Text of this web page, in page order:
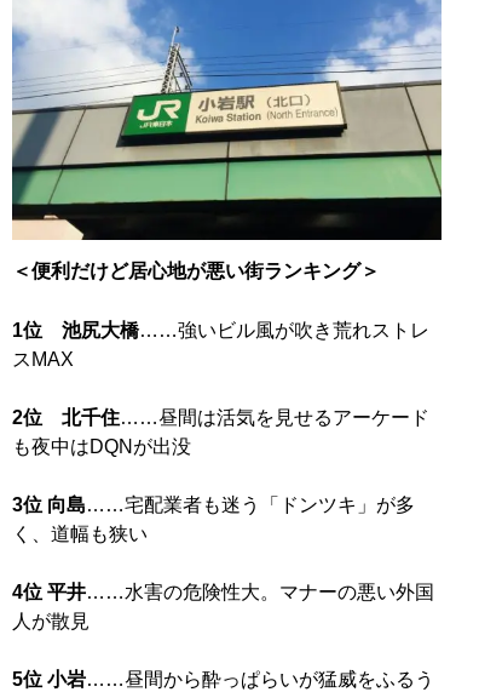
＜便利だけど居心地が悪い街ランキング＞
1位 池尻大橋……強いビル風が吹き荒れストレ
スMAX
2位 北千住……昼間は活気を見せるアーケード
も夜中はDQNが出没
3位 向島……宅配業者も迷う「ドンツキ」が多
く、道幅も狭い
4位 平井……水害の危険性大。マナーの悪い外国
人が散見
5位 小岩……昼間から酔っぱらいが猛威をふるう